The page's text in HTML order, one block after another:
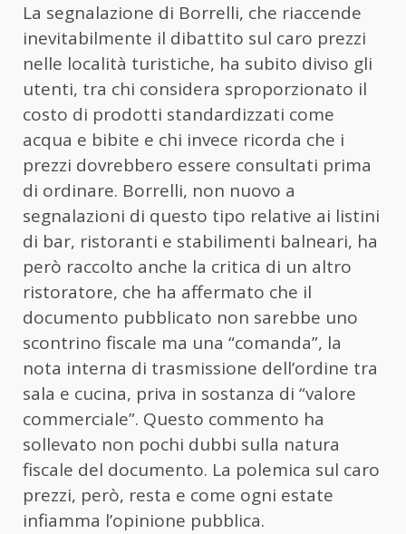
La segnalazione di Borrelli, che riaccende
inevitabilmente il dibattito sul caro prezzi
nelle località turistiche, ha subito diviso gli
utenti, tra chi considera sproporzionato il
costo di prodotti standardizzati come
acqua e bibite e chi invece ricorda che i
prezzi dovrebbero essere consultati prima
di ordinare. Borrelli, non nuovo a
segnalazioni di questo tipo relative ai listini
di bar, ristoranti e stabilimenti balneari, ha
però raccolto anche la critica di un altro
ristoratore, che ha affermato che il
documento pubblicato non sarebbe uno
scontrino fiscale ma una “comanda”, la
nota interna di trasmissione dell’ordine tra
sala e cucina, priva in sostanza di “valore
commerciale”. Questo commento ha
sollevato non pochi dubbi sulla natura
fiscale del documento. La polemica sul caro
prezzi, però, resta e come ogni estate
infiamma l’opinione pubblica.